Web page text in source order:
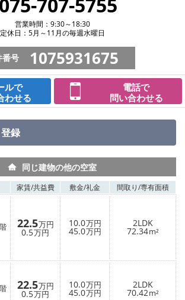
営業時間：9:30～18:30
定休日：5月～11月の毎週水曜日
番号 1075931675
ルで
わせる
電話で
問い合わせる
登録
同じ建物の他の空室
家賃/共益費 敷金/礼金 間取り/専有面積
22.5万円
0.5万円
10.0万円
45.0万円
2LDK
72.34m²
22.5万円
0.5万円
10.0万円
45.0万円
2LDK
70.42m²